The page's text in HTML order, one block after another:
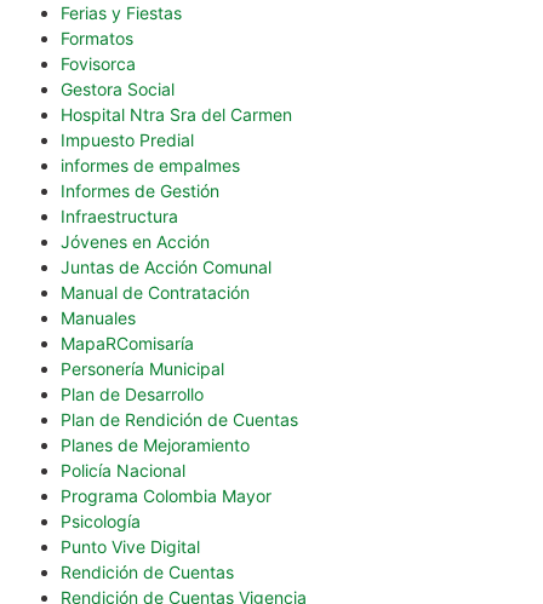
Ferias y Fiestas
Formatos
Fovisorca
Gestora Social
Hospital Ntra Sra del Carmen
Impuesto Predial
informes de empalmes
Informes de Gestión
Infraestructura
Jóvenes en Acción
Juntas de Acción Comunal
Manual de Contratación
Manuales
MapaRComisaría
Personería Municipal
Plan de Desarrollo
Plan de Rendición de Cuentas
Planes de Mejoramiento
Policía Nacional
Programa Colombia Mayor
Psicología
Punto Vive Digital
Rendición de Cuentas
Rendición de Cuentas Vigencia